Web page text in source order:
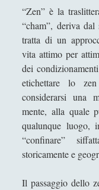
Filosofia
► Filosofia
► Filosofia
► I Grandi
► Corsi Di
Spiegazioni
► Filosofia
Filosofia
“Zen” è la
“cham”, deriva dal
tratta di un
vita attimo per
dei
etichettare lo
considerarsi una
mente, alla quale
qualunque luogo,
“confinare”
storicamente e
Il passaggio dello